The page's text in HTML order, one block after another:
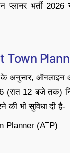
प्लानर भर्ती 2026
के अनुसार,
(रात 12 बजे तक)
की भी सुविधा दी है-
Planner (ATP)